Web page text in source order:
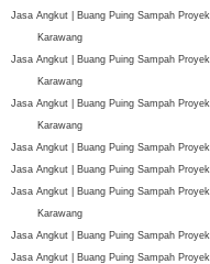
Jasa Angkut | Buang Puing Sampah Proyek
Karawang
Jasa Angkut | Buang Puing Sampah Proyek
Karawang
Jasa Angkut | Buang Puing Sampah Proyek
Karawang
Jasa Angkut | Buang Puing Sampah Proyek
Jasa Angkut | Buang Puing Sampah Proyek
Jasa Angkut | Buang Puing Sampah Proyek
Karawang
Jasa Angkut | Buang Puing Sampah Proyek
Jasa Angkut | Buang Puing Sampah Proyek